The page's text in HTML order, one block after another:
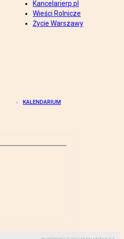
Kancelarierp.pl
Wieści Rolnicze
Życie Warszawy
KALENDARIUM